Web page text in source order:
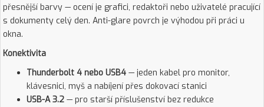
přesnější barvy — ocení je grafici, redaktoři nebo uživatelé pracující
s dokumenty celý den. Anti-glare povrch je výhodou při práci u
okna.
Konektivita
Thunderbolt 4 nebo USB4 — jeden kabel pro monitor,
klávesnici, myš a nabíjení přes dokovací stanici
USB-A 3.2 — pro starší příslušenství bez redukce